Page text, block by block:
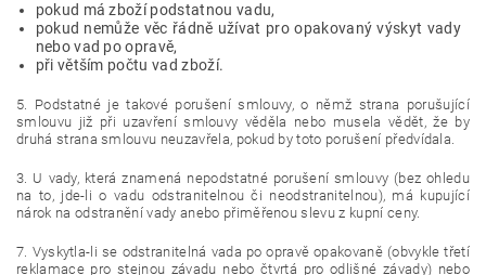
pokud má zboží podstatnou vadu,
pokud nemůže věc řádně užívat pro opakovaný výskyt vady
nebo vad po opravě,
při větším počtu vad zboží.
5. Podstatné je takové porušení smlouvy, o němž strana porušující
smlouvu již při uzavření smlouvy věděla nebo musela vědět, že by
druhá strana smlouvu neuzavřela, pokud by toto porušení předvídala.
3. U vady, která znamená nepodstatné porušení smlouvy (bez ohledu
na to, jde-li o vadu odstranitelnou či neodstranitelnou), má kupující
nárok na odstranění vady anebo přiměřenou slevu z kupní ceny.
7. Vyskytla-li se odstranitelná vada po opravě opakovaně (obvykle třetí
reklamace pro stejnou závadu nebo čtvrtá pro odlišné závady) nebo